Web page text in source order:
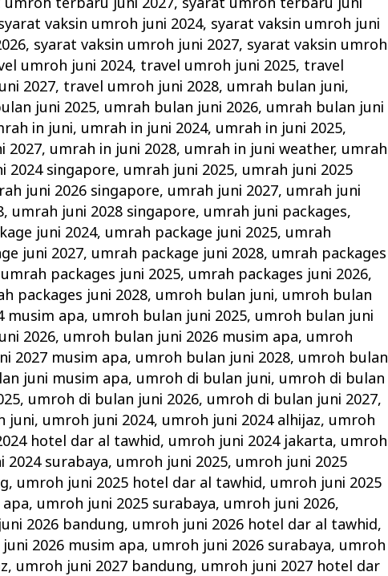
umroh terbaru juni 2027, syarat umroh terbaru juni
vaksin umroh juni 2024, syarat vaksin umroh juni
, syarat vaksin umroh juni 2027, syarat vaksin umroh
umroh juni 2024, travel umroh juni 2025, travel
2027, travel umroh juni 2028, umrah bulan juni,
juni 2025, umrah bulan juni 2026, umrah bulan juni
in juni, umrah in juni 2024, umrah in juni 2025,
2027, umrah in juni 2028, umrah in juni weather, umrah
2024 singapore, umrah juni 2025, umrah juni 2025
juni 2026 singapore, umrah juni 2027, umrah juni
, umrah juni 2028 singapore, umrah juni packages,
juni 2024, umrah package juni 2025, umrah
juni 2027, umrah package juni 2028, umrah packages
umrah packages juni 2025, umrah packages juni 2026,
packages juni 2028, umroh bulan juni, umroh bulan
musim apa, umroh bulan juni 2025, umroh bulan juni
2026, umroh bulan juni 2026 musim apa, umroh
2027 musim apa, umroh bulan juni 2028, umroh bulan
juni musim apa, umroh di bulan juni, umroh di bulan
, umroh di bulan juni 2026, umroh di bulan juni 2027,
juni, umroh juni 2024, umroh juni 2024 alhijaz, umroh
hotel dar al tawhid, umroh juni 2024 jakarta, umroh
2024 surabaya, umroh juni 2025, umroh juni 2025
, umroh juni 2025 hotel dar al tawhid, umroh juni 2025
, umroh juni 2025 surabaya, umroh juni 2026,
2026 bandung, umroh juni 2026 hotel dar al tawhid,
2026 musim apa, umroh juni 2026 surabaya, umroh
, umroh juni 2027 bandung, umroh juni 2027 hotel dar